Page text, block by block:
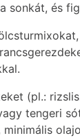
sonkát, és
(pl.:
tengeri